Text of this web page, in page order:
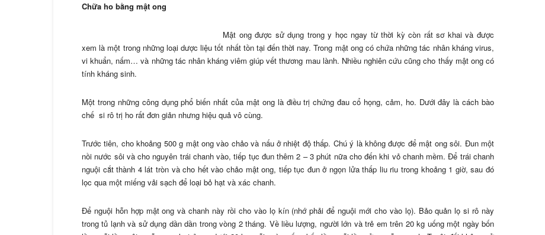
Chữa ho bằng mật ong
Mật ong được sử dụng trong y học ngay từ thời kỳ còn rất sơ khai và được
xem là một trong những loại dược liệu tốt nhất tồn tại đến thời nay. Trong mật ong có chứa những tác nhân kháng virus,
vi khuẩn, nấm… và những tác nhân kháng viêm giúp vết thương mau lành. Nhiều nghiên cứu cũng cho thấy mật ong có
tính kháng sinh.
Một trong những công dụng phổ biến nhất của mật ong là điều trị chứng đau cổ họng, cảm, ho. Dưới đây là cách bào
chế si rô trị ho rất đơn giản nhưng hiệu quả vô cùng.
Trước tiên, cho khoảng 500 g mật ong vào chảo và nấu ở nhiệt độ thấp. Chú ý là không được để mật ong sôi. Đun một
nồi nước sôi và cho nguyên trái chanh vào, tiếp tục đun thêm 2 – 3 phút nữa cho đến khi vỏ chanh mềm. Để trái chanh
nguội cắt thành 4 lát tròn và cho hết vào chảo mật ong, tiếp tục đun ở ngọn lửa thấp liu riu trong khoảng 1 giờ, sau đó
lọc qua một miếng vải sạch để loại bỏ hạt và xác chanh.
Để nguội hỗn hợp mật ong và chanh này rồi cho vào lọ kín (nhớ phải để nguội mới cho vào lọ). Bảo quản lọ si rô này
trong tủ lạnh và sử dụng dần dần trong vòng 2 tháng. Về liều lượng, người lớn và trẻ em trên 20 kg uống một ngày bốn